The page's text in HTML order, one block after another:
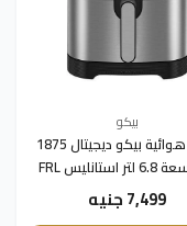
بيكو
قلاية هوائية بيكو ديجيتال 1875
وات سعة 6.8 لتر استانليس FRL
5464 X7,499 جنيه